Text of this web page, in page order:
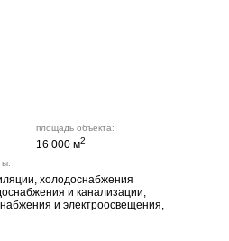
16 000 м2
площадь объекта:
холодоснабжения
и канализации,
и электроосвещения,